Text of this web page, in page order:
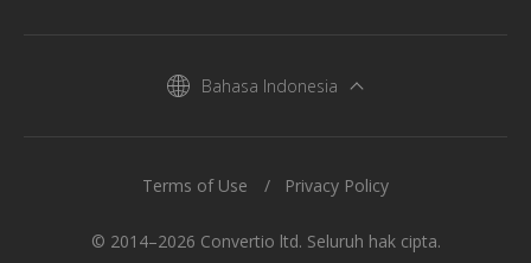
Bahasa Indonesia
© 2014–2026 Convertio ltd. Seluruh hak cipta.
Terms of Use Privacy Policy